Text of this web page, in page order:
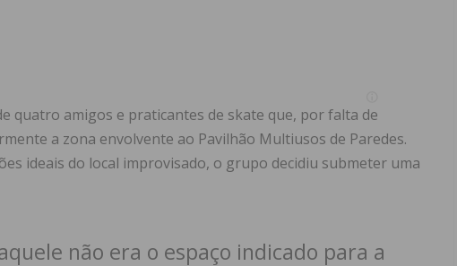
quatro amigos e praticantes de skate que, por falta de
a zona envolvente ao Pavilhão Multiusos de Paredes.
ideais do local improvisado, o grupo decidiu submeter uma
não era o espaço indicado para a